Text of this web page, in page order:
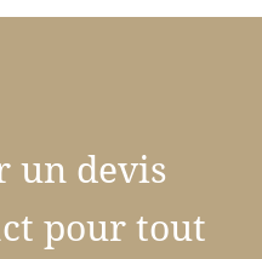
un devis
pour tout